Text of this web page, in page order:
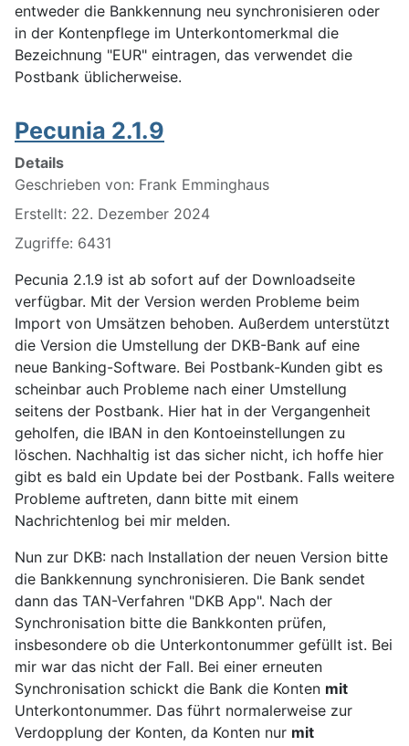
entweder die Bankkennung neu synchronisieren oder
in der Kontenpflege im Unterkontomerkmal die
Bezeichnung "EUR" eintragen, das verwendet die
Postbank üblicherweise.
Pecunia 2.1.9
Details
Geschrieben von: Frank Emminghaus
Erstellt: 22. Dezember 2024
Zugriffe: 6431
Pecunia 2.1.9 ist ab sofort auf der Downloadseite
verfügbar. Mit der Version werden Probleme beim
Import von Umsätzen behoben. Außerdem unterstützt
die Version die Umstellung der DKB-Bank auf eine
neue Banking-Software. Bei Postbank-Kunden gibt es
scheinbar auch Probleme nach einer Umstellung
seitens der Postbank. Hier hat in der Vergangenheit
geholfen, die IBAN in den Kontoeinstellungen zu
löschen. Nachhaltig ist das sicher nicht, ich hoffe hier
gibt es bald ein Update bei der Postbank. Falls weitere
Probleme auftreten, dann bitte mit einem
Nachrichtenlog bei mir melden.
Nun zur DKB: nach Installation der neuen Version bitte
die Bankkennung synchronisieren. Die Bank sendet
dann das TAN-Verfahren "DKB App". Nach der
Synchronisation bitte die Bankkonten prüfen,
insbesondere ob die Unterkontonummer gefüllt ist. Bei
mir war das nicht der Fall. Bei einer erneuten
Synchronisation schickt die Bank die Konten mit
Unterkontonummer. Das führt normalerweise zur
Verdopplung der Konten, da Konten nur mit